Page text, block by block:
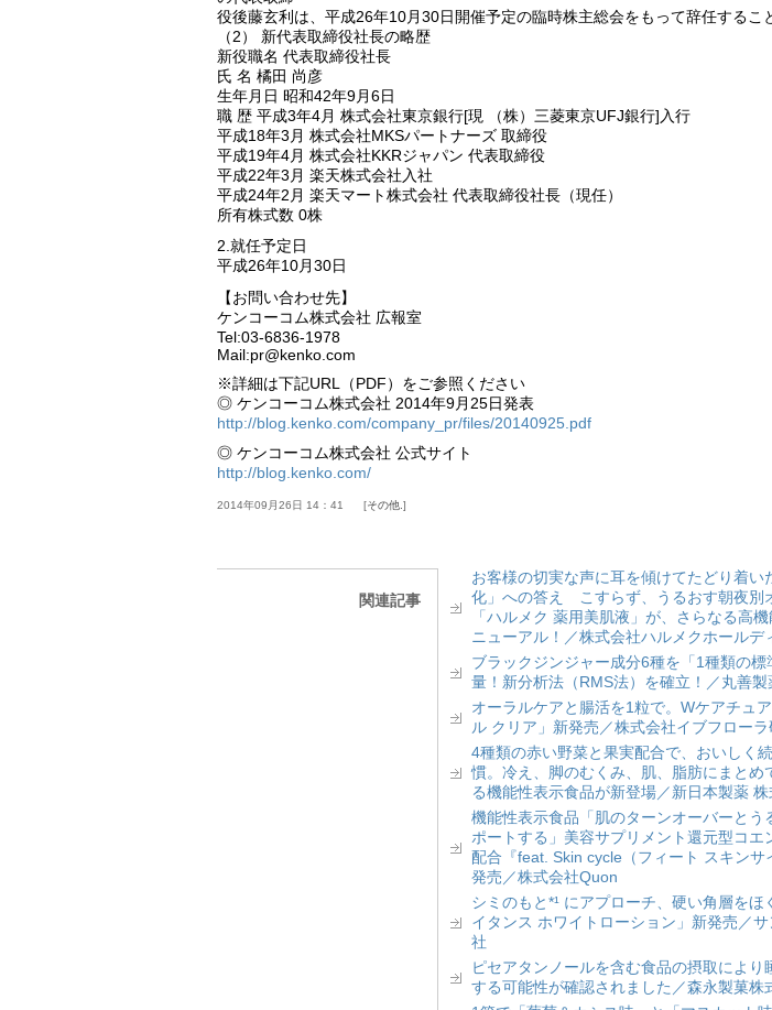
役後藤玄利は、平成26年10月30日開催予定の臨時株主総会をもって辞任するこ
（2） 新代表取締役社長の略歴
新役職名 代表取締役社長
氏 名 橘田 尚彦
生年月日 昭和42年9月6日
職 歴 平成3年4月 株式会社東京銀行[現 （株）三菱東京UFJ銀行]入行
平成18年3月 株式会社MKSパートナーズ 取締役
平成19年4月 株式会社KKRジャパン 代表取締役
平成22年3月 楽天株式会社入社
平成24年2月 楽天マート株式会社 代表取締役社長（現任）
所有株式数 0株
2.就任予定日
平成26年10月30日
【お問い合わせ先】
ケンコーコム株式会社 広報室
Tel:03-6836-1978
Mail:pr@kenko.com
※詳細は下記URL（PDF）をご参照ください
◎ ケンコーコム株式会社 2014年9月25日発表
http://blog.kenko.com/company_pr/files/20140925.pdf
◎ ケンコーコム株式会社 公式サイト
http://blog.kenko.com/
2014年09月26日 14：41 その他.
関連記事
お客様の切実な声に耳を傾けてたどり着い
化」への答え こすらず、うるおす朝夜別
「ハルメク 薬用美肌液」が、さらなる高
ニューアル！／株式会社ハルメクホールデ
ブラックジンジャー成分6種を「1種類の標
量！新分析法（RMS法）を確立！／丸善製
オーラルケアと腸活を1粒で。Wケアチュ
ル クリア」新発売／株式会社イブフロー
4種類の赤い野菜と果実配合で、おいしく
慣。冷え、脚のむくみ、肌、脂肪にまとめ
る機能性表示食品が新登場／新日本製薬 株
機能性表示食品「肌のターンオーバーとう
ポートする」美容サプリメント還元型コエ
配合『feat. Skin cycle（フィート スキンサ
発売／株式会社Quon
シミのもと*¹ にアプローチ、硬い角層をほ
イタンス ホワイトローション」新発売／
社
ピセアタンノールを含む食品の摂取により
する可能性が確認されました／森永製菓株